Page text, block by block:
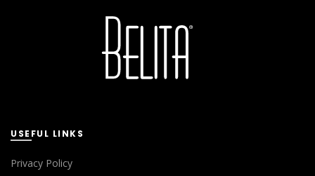
USEFUL LINKS
Privacy Policy